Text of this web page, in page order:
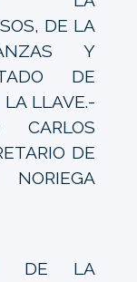
DE LA
Y
DE
LLAVE.-
CARLOS
DE
DE LA